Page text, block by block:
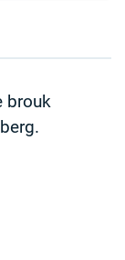
brouk